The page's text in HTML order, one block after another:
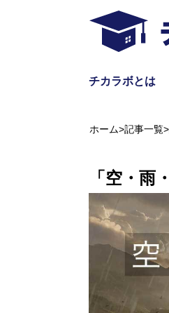
チカラボとは
ホーム>記事一覧>
「空・雨